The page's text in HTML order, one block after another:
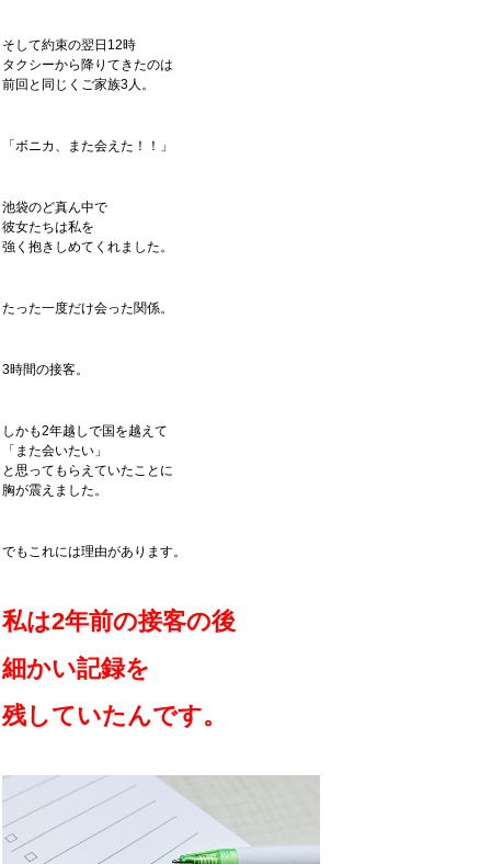
そして約束の翌日12時
タクシーから降りてきたのは
前回と同じくご家族3人。
「ボニカ、また会えた！！」
池袋のど真ん中で
彼女たちは私を
強く抱きしめてくれました。
たった一度だけ会った関係。
3時間の接客。
しかも2年越しで国を越えて
「また会いたい」
と思ってもらえていたことに
胸が震えました。
でもこれには理由があります。
私は2年前の接客の後
細かい記録を
残していたんです。